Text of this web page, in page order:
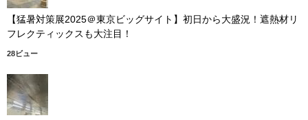
【猛暑対策展2025＠東京ビッグサイト】初日から大盛況！遮熱材リ
フレクティックスも大注目！
28ビュー